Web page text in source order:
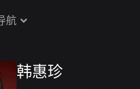
航
韩惠珍